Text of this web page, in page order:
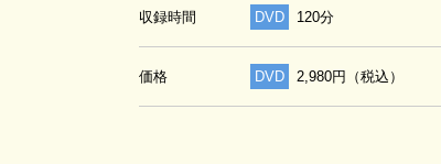
収録時間 DVD 120分
価格 DVD 2,980円（税込）